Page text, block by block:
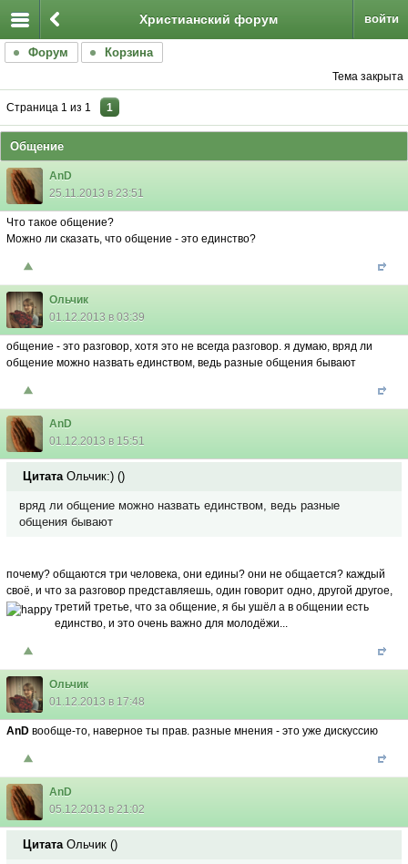
войти
Христианский форум
Форум Корзина
Тема закрыта
Страница 1 из 1 1
Общение
AnD
25.11.2013 в 23:51
Что такое общение?
Можно ли сказать, что общение - это единство?
Ольчик
01.12.2013 в 03:39
общение - это разговор, хотя это не всегда разговор. я думаю, вряд ли
общение можно назвать единством, ведь разные общения бывают
AnD
01.12.2013 в 15:51
Цитата Ольчик:) ()
вряд ли общение можно назвать единством, ведь разные
общения бывают
почему? общаются три человека, они едины? они не общается? каждый
своё, и что за разговор представляешь, один говорит одно, другой другое,
третий третье, что за общение, я бы ушёл а в общении есть
единство, и это очень важно для молодёжи...
Ольчик
01.12.2013 в 17:48
AnD вообще-то, наверное ты прав. разные мнения - это уже дискуссию
AnD
05.12.2013 в 21:02
Цитата Ольчик ()